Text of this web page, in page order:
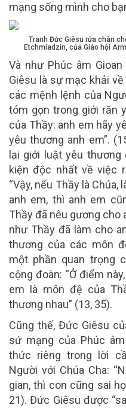
mạng sống mình cho
Tranh Đức Giêsu rửa chân
Etchmiadzin, của Giáo hội
Và như Phúc âm
Giêsu là sự mạc khải
các mệnh lệnh của
tóm gọn trong giới răn
của Thầy: anh em hãy
yêu thương anh em”.
lại giới luật yêu
kiện độc nhất về việc
“Vậy, nếu Thầy là
anh em, thì anh em
Thầy đã nêu gương cho
như Thầy đã làm cho
thương của các môn
một phần quan trọng
cộng đoàn: “Ở điểm
em là môn đệ của
thương nhau” (13, 35).
Cũng thế, Đức Giêsu
sứ mạng của Phúc
thức riêng trong lời
Người với Chúa Cha:
gian, thì con cũng sai
21). Đức Giêsu được